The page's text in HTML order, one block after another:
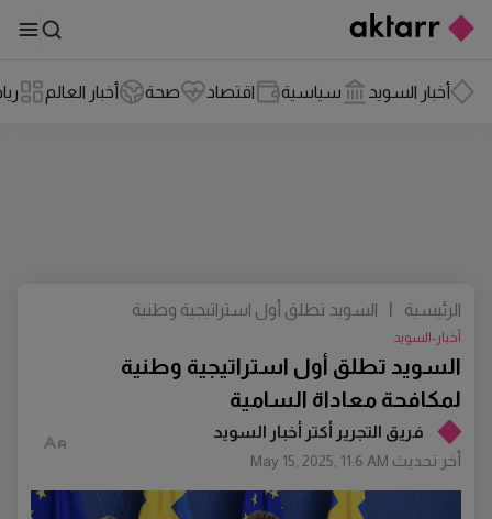
أخبار السويد سياسية اقتصاد صحة أخبار العالم
فريق التجرير أكتر أخبار السويد
أخر تحديث May 15, 2025, 11:6 AM
السويد تطلق أول استراتيجية وطنية
لمكافحة معاداة السامية
أخبار-السويد
الرئيسية
السويد تطلق أول استراتيجية وطنية